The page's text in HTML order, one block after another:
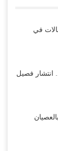
يصعّد
الشمال من
في
فصيل